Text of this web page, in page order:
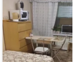
отель
Комната
на
Бородачева